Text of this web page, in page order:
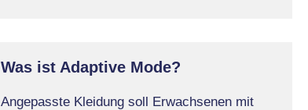
Was ist Adaptive Mode?
Angepasste Kleidung soll Erwachsenen mit